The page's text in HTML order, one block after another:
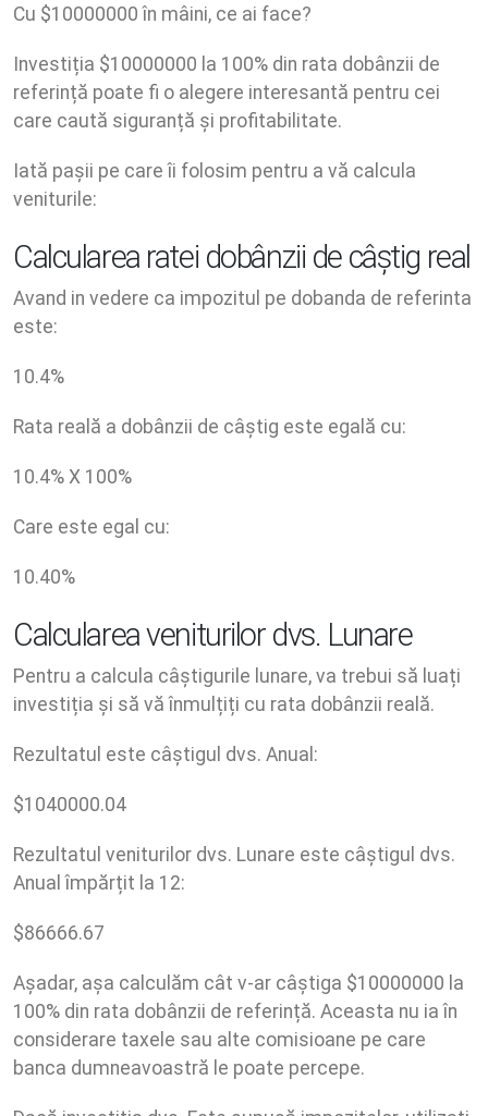
Cu $10000000 în mâini, ce ai face?
Investiția $10000000 la 100% din rata dobânzii de
referință poate fi o alegere interesantă pentru cei
care caută siguranță și profitabilitate.
Iată pașii pe care îi folosim pentru a vă calcula
veniturile:
Calcularea ratei dobânzii de câștig real
Avand in vedere ca impozitul pe dobanda de referinta
este:
10.4%
Rata reală a dobânzii de câștig este egală cu:
10.4% X 100%
Care este egal cu:
10.40%
Calcularea veniturilor dvs. Lunare
Pentru a calcula câștigurile lunare, va trebui să luați
investiția și să vă înmulțiți cu rata dobânzii reală.
Rezultatul este câștigul dvs. Anual:
$1040000.04
Rezultatul veniturilor dvs. Lunare este câștigul dvs.
Anual împărțit la 12:
$86666.67
Așadar, așa calculăm cât v-ar câștiga $10000000 la
100% din rata dobânzii de referință. Aceasta nu ia în
considerare taxele sau alte comisioane pe care
banca dumneavoastră le poate percepe.